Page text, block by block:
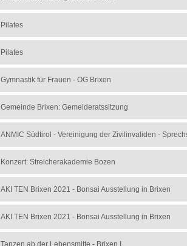
Pilates
Pilates
Gymnastik für Frauen - OG Brixen
Gemeinde Brixen: Gemeideratssitzung
ANMIC Südtirol - Vereinigung der Zivilinvaliden -
Konzert: Streicherakademie Bozen
AKI TEN Brixen 2021 - Bonsai Ausstellung in Brixen
AKI TEN Brixen 2021 - Bonsai Ausstellung in Brixen
Tanzen ab der Lebensmitte - Brixen I